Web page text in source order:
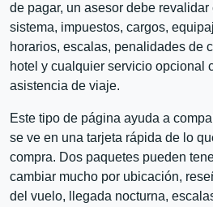
de pagar, un asesor debe
sistema, impuestos, cargos,
horarios, escalas, penalidades de
hotel y cualquier servicio opcional
asistencia de viaje.
Este tipo de página ayuda a
se ve en una tarjeta rápida de lo
compra. Dos paquetes pueden
cambiar mucho por ubicación,
del vuelo, llegada nocturna,